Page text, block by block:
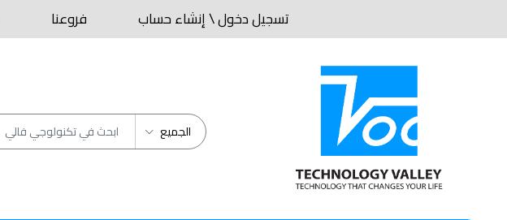
فروعنا تسجيل دخول\إنشاء حساب
الجميع